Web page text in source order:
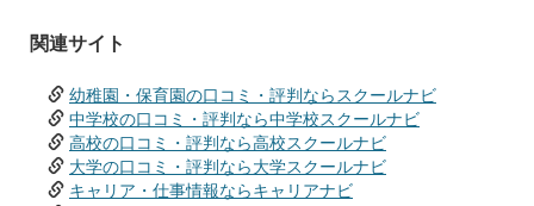
関連サイト
幼稚園・保育園の口コミ・評判ならスクールナビ
中学校の口コミ・評判なら中学校スクールナビ
高校の口コミ・評判なら高校スクールナビ
大学の口コミ・評判なら大学スクールナビ
キャリア・仕事情報ならキャリアナビ